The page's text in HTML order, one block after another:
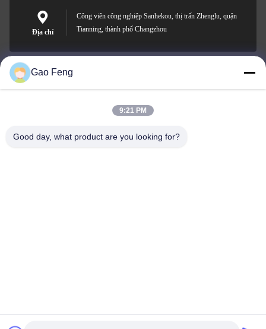
Địa chỉ
Công viên công nghiệp Sanhekou, thị trấn Zhenglu, quận
Tianning, thành phố Changzhou
suli@sulidry.com
Gao Feng
9:21 PM
Good day, what product are you looking for?